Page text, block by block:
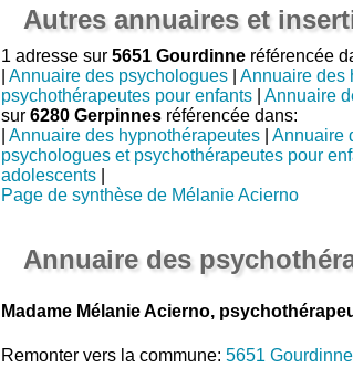
Autres annuaires et
1 adresse sur 5651 Gourdinneréférencée
Annuaire des psychologues| Annuaire des
psychothérapeutes pour enfants| Annuaire
sur 6280 Gerpinnesréférencée dans:
Annuaire des hypnothérapeutes| Annuaire
psychologues et psychothérapeutes pour
adolescents|
Page de synthèse de Mélanie Acierno
Annuaire des
Madame Mélanie Acierno,
Remonter vers la commune: 5651